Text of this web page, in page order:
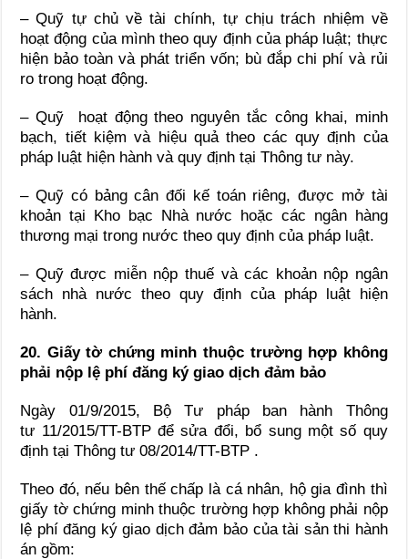
– Quỹ tự chủ về tài chính, tự chịu trách nhiệm về
hoạt động của mình theo quy định của pháp luật; thực
hiện bảo toàn và phát triển vốn; bù đắp chi phí và rủi
ro trong hoạt động.
– Quỹ hoạt động theo nguyên tắc công khai, minh
bạch, tiết kiệm và hiệu quả theo các quy định của
pháp luật hiện hành và quy định tại Thông tư này.
– Quỹ có bảng cân đối kế toán riêng, được mở tài
khoản tại Kho bạc Nhà nước hoặc các ngân hàng
thương mại trong nước theo quy định của pháp luật.
– Quỹ được miễn nộp thuế và các khoản nộp ngân
sách nhà nước theo quy định của pháp luật hiện
hành.
20. Giấy tờ chứng minh thuộc trường hợp không
phải nộp lệ phí đăng ký giao dịch đảm bảo
Ngày 01/9/2015, Bộ Tư pháp ban hành Thông
tư 11/2015/TT-BTP để sửa đổi, bổ sung một số quy
định tại Thông tư 08/2014/TT-BTP .
Theo đó, nếu bên thế chấp là cá nhân, hộ gia đình thì
giấy tờ chứng minh thuộc trường hợp không phải nộp
lệ phí đăng ký giao dịch đảm bảo của tài sản thi hành
án gồm: